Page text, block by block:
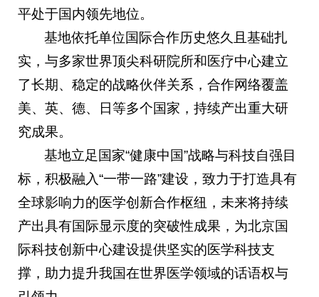
平处于国内领先地位。
基地依托单位国际合作历史悠久且基础扎
实，与多家世界顶尖科研院所和医疗中心建立
了长期、稳定的战略伙伴关系，合作网络覆盖
美、英、德、日等多个国家，持续产出重大研
究成果。
基地立足国家“健康中国”战略与科技自强目
标，积极融入“一带一路”建设，致力于打造具有
全球影响力的医学创新合作枢纽，未来将持续
产出具有国际显示度的突破性成果，为北京国
际科技创新中心建设提供坚实的医学科技支
撑，助力提升我国在世界医学领域的话语权与